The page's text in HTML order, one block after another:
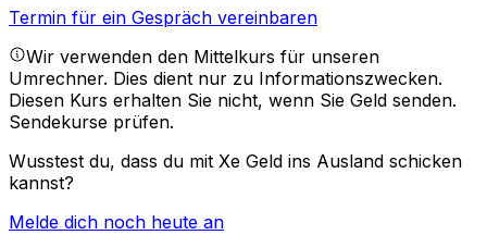
Termin für ein Gespräch vereinbaren
Wir verwenden den Mittelkurs für unseren
Umrechner. Dies dient nur zu Informationszwecken.
Diesen Kurs erhalten Sie nicht, wenn Sie Geld senden.
Sendekurse prüfen.
Wusstest du, dass du mit Xe Geld ins Ausland schicken
kannst?
Melde dich noch heute an